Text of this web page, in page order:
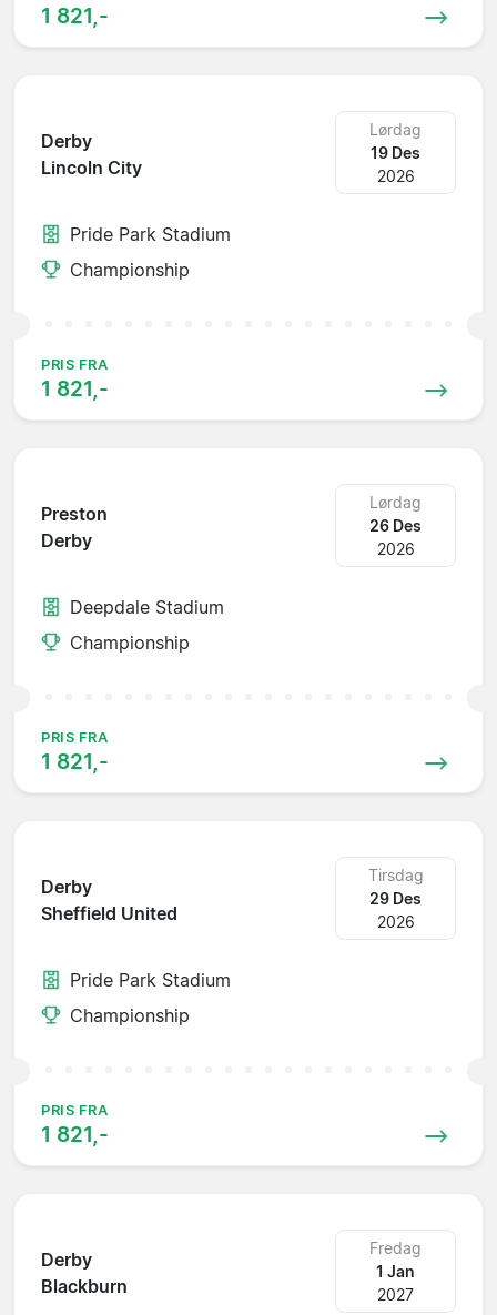
1 821,-
Derby
Lincoln City
Lørdag
19 Des
2026
Pride Park Stadium
Championship
PRIS FRA
1 821,-
Preston
Derby
Lørdag
26 Des
2026
Deepdale Stadium
Championship
PRIS FRA
1 821,-
Derby
Sheffield United
Tirsdag
29 Des
2026
Pride Park Stadium
Championship
PRIS FRA
1 821,-
Derby
Blackburn
Fredag
1 Jan
2027